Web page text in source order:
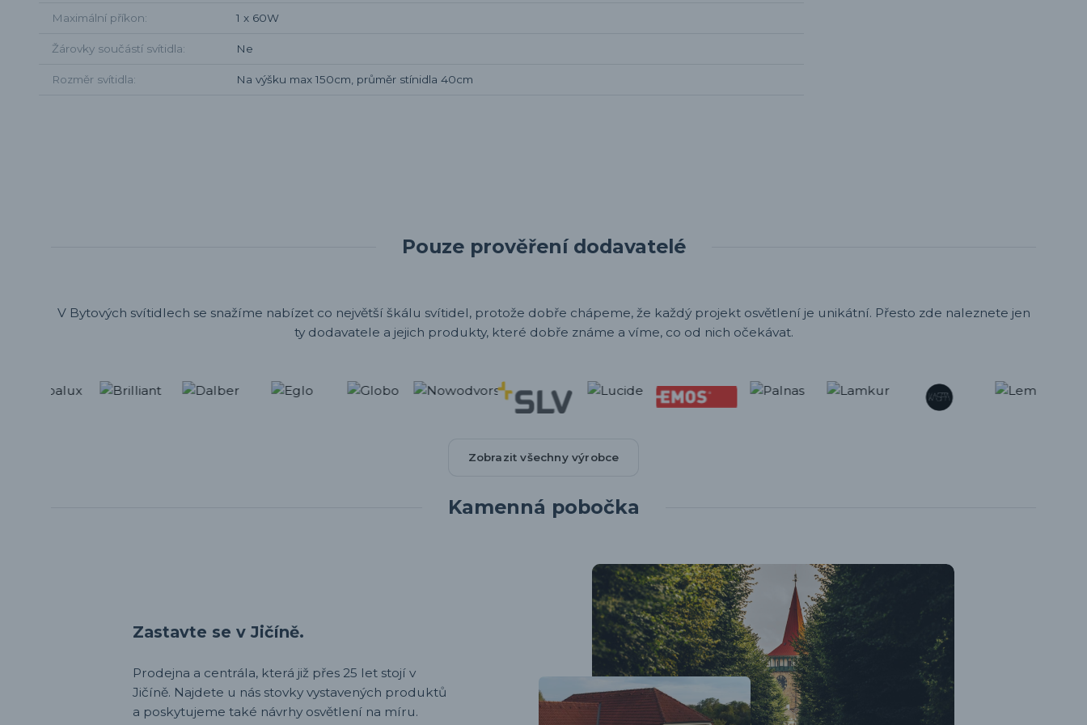
Maximální příkon 1 x 60W
Žárovky součástí svítidla Ne
Rozměr svítidla Na výšku max 150cm, průměr stínidla 40cm
Pouze prověření dodavatelé
V Bytových svítidlech se snažíme nabízet co největší škálu svítidel, protože dobře chápeme, že každý projekt osvětlení je unikátní. Přesto zde naleznete jen
ty dodavatele a jejich produkty, které dobře známe a víme, co od nich očekávat.
Zobrazit všechny výrobce
Kamenná pobočka
Zastavte se v Jičíně.
Prodejna a centrála, která již přes 25 let stojí v
Jičíně. Najdete u nás stovky vystavených produktů
a poskytujeme také návrhy osvětlení na míru.